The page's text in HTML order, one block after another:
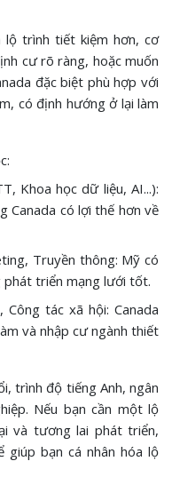
lộ trình tiết kiệm hơn, cơ
cư rõ ràng, hoặc muốn
đặc biệt phù hợp với
có định hướng ở lại làm
Khoa học dữ liệu, AI...):
Canada có lợi thế hơn về
Truyền thông: Mỹ có
triển mạng lưới tốt.
tác xã hội: Canada
và nhập cư ngành thiết
trình độ tiếng Anh, ngân
Nếu bạn cần một lộ
và tương lai phát triển,
giúp bạn cá nhân hóa lộ